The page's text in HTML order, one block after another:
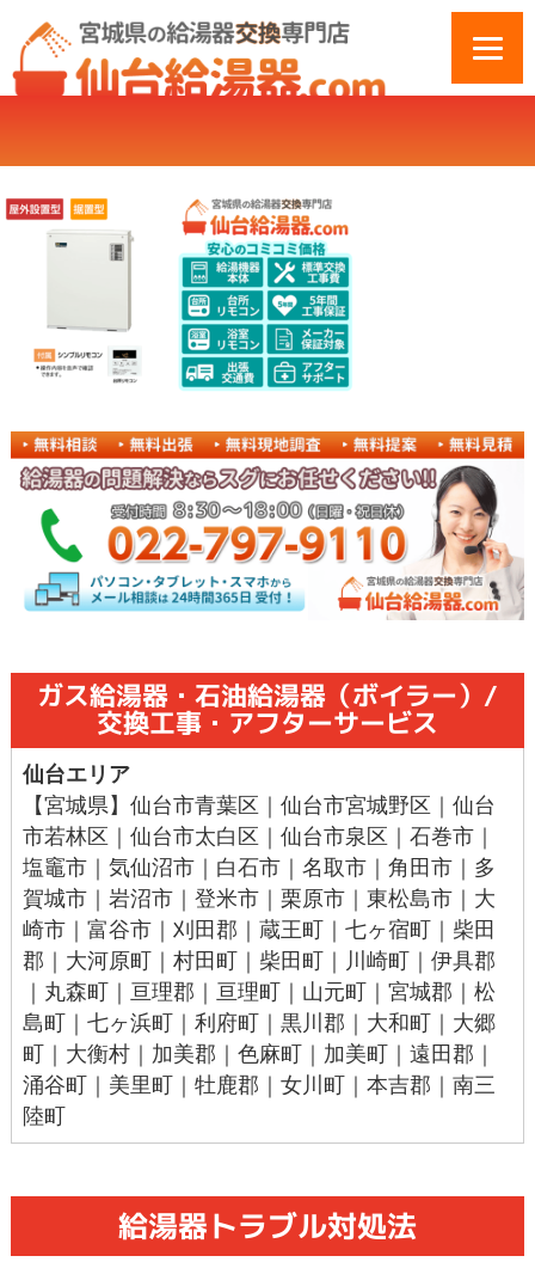
ガス給湯器・石油給湯器（ボイラー）/
交換工事・アフターサービス
仙台エリア
【宮城県】 仙台市青葉区 ｜ 仙台市宮城野区 ｜ 仙台
市若林区 ｜ 仙台市太白区 ｜ 仙台市泉区 ｜ 石巻市｜
塩竈市｜ 気仙沼市｜ 白石市｜ 名取市｜ 角田市｜ 多
賀城市｜ 岩沼市｜ 登米市｜ 栗原市｜ 東松島市｜ 大
崎市｜ 富谷市｜刈田郡｜ 蔵王町｜七ヶ宿町｜柴田
郡｜ 大河原町｜ 村田町｜ 柴田町｜川崎町｜伊具郡
｜丸森町｜亘理郡｜ 亘理町｜山元町｜宮城郡｜ 松
島町｜七ヶ浜町｜ 利府町｜黒川郡｜ 大和町｜ 大郷
町｜ 大衡村｜加美郡｜色麻町｜加美町｜遠田郡｜
涌谷町｜美里町｜牡鹿郡｜女川町｜本吉郡｜南三
陸町
給湯器トラブル対処法